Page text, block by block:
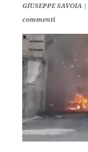
GIUSEPPE SAVOIA|
commenti